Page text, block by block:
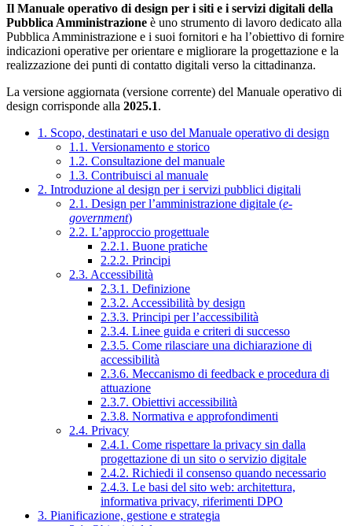
Il Manuale operativo di design per i siti e i servizi digitali della
Pubblica Amministrazione è uno strumento di lavoro dedicato alla
Pubblica Amministrazione e i suoi fornitori e ha l’obiettivo di fornire
indicazioni operative per orientare e migliorare la progettazione e la
realizzazione dei punti di contatto digitali verso la cittadinanza.
La versione aggiornata (versione corrente) del Manuale operativo di
design corrisponde alla 2025.1.
1. Scopo, destinatari e uso del Manuale operativo di design
1.1. Versionamento e storico
1.2. Consultazione del manuale
1.3. Contribuisci al manuale
2. Introduzione al design per i servizi pubblici digitali
2.1. Design per l’amministrazione digitale (e-
government)
2.2. L’approccio progettuale
2.2.1. Buone pratiche
2.2.2. Principi
2.3. Accessibilità
2.3.1. Definizione
2.3.2. Accessibilità by design
2.3.3. Principi per l’accessibilità
2.3.4. Linee guida e criteri di successo
2.3.5. Come rilasciare una dichiarazione di
accessibilità
2.3.6. Meccanismo di feedback e procedura di
attuazione
2.3.7. Obiettivi accessibilità
2.3.8. Normativa e approfondimenti
2.4. Privacy
2.4.1. Come rispettare la privacy sin dalla
progettazione di un sito o servizio digitale
2.4.2. Richiedi il consenso quando necessario
2.4.3. Le basi del sito web: architettura,
informativa privacy, riferimenti DPO
3. Pianificazione, gestione e strategia